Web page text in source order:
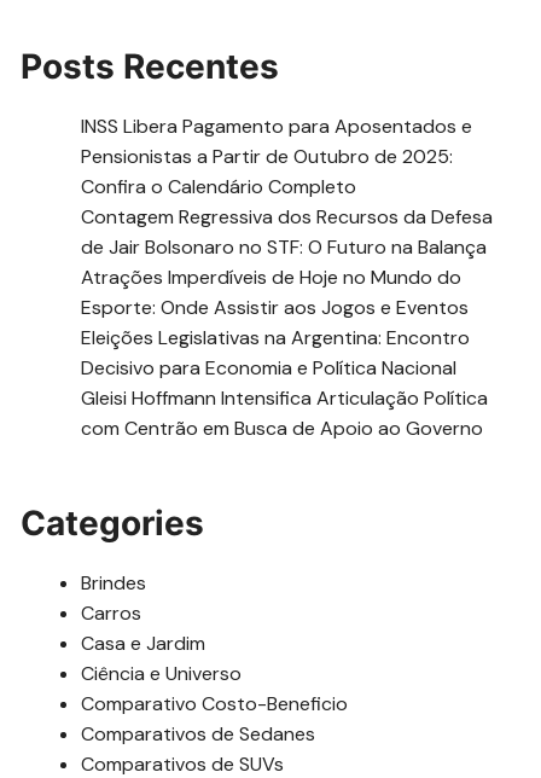
Posts Recentes
INSS Libera Pagamento para Aposentados e
Pensionistas a Partir de Outubro de 2025:
Confira o Calendário Completo
Contagem Regressiva dos Recursos da Defesa
de Jair Bolsonaro no STF: O Futuro na Balança
Atrações Imperdíveis de Hoje no Mundo do
Esporte: Onde Assistir aos Jogos e Eventos
Eleições Legislativas na Argentina: Encontro
Decisivo para Economia e Política Nacional
Gleisi Hoffmann Intensifica Articulação Política
com Centrão em Busca de Apoio ao Governo
Categories
Brindes
Carros
Casa e Jardim
Ciência e Universo
Comparativo Costo-Beneficio
Comparativos de Sedanes
Comparativos de SUVs